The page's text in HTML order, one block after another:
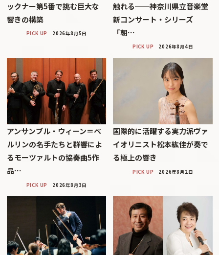
ックナー第5番で挑む巨大な
響きの構築
PICK UP 2026年8月5日
触れる──神奈川県立音楽堂
新コンサート・シリーズ
「朝…
PICK UP 2026年8月4日
アンサンブル・ウィーン＝ベ
ルリンの名手たちと群響によ
るモーツァルトの協奏曲5作
品…
PICK UP 2026年8月3日
国際的に活躍する実力派ヴァ
イオリニスト松本紘佳が奏で
る極上の響き
PICK UP 2026年8月2日